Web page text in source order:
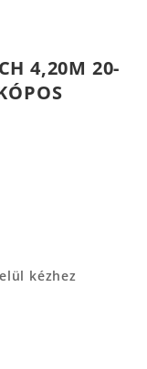
4,20M 20-
kézhez